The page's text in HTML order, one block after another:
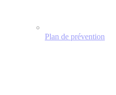
Plan de prévention